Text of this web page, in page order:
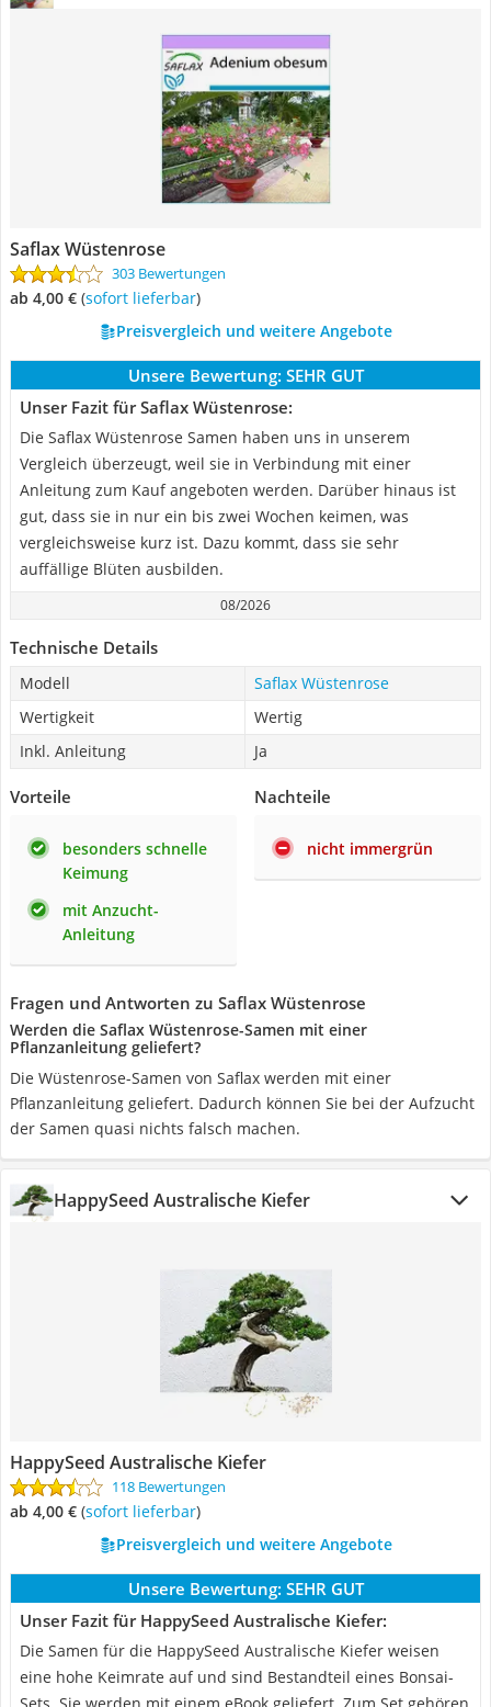
Saflax Wüstenrose
303 Bewertungen
ab 4,00 € ( Sofort lieferbar)
Preisvergleich und weitere Angebote
Unsere Bewertung: SEHR GUT
Unser Fazit für Saflax Wüstenrose:
Die Saflax Wüstenrose Samen haben uns in unserem
Vergleich überzeugt, weil sie in Verbindung mit einer
Anleitung zum Kauf angeboten werden. Darüber hinaus ist
gut, dass sie in nur ein bis zwei Wochen keimen, was
vergleichsweise kurz ist. Dazu kommt, dass sie sehr
auffällige Blüten ausbilden.
08/2026
Technische Details
Modell
Saflax Wüstenrose
Wertigkeit
Wertig
Inkl. Anleitung
Ja
Vorteile
besonders schnelle
Keimung
mit Anzucht-
Anleitung
Nachteile
nicht immergrün
Fragen und Antworten zu Saflax Wüstenrose
Werden die Saflax Wüstenrose-Samen mit einer
Pflanzanleitung geliefert?
Die Wüstenrose-Samen von Saflax werden mit einer
Pflanzanleitung geliefert. Dadurch können Sie bei der Aufzucht
der Samen quasi nichts falsch machen.
HappySeed Australische Kiefer
HappySeed Australische Kiefer
118 Bewertungen
ab 4,00 € ( Sofort lieferbar)
Preisvergleich und weitere Angebote
Unsere Bewertung: SEHR GUT
Unser Fazit für HappySeed Australische Kiefer:
Die Samen für die HappySeed Australische Kiefer weisen
eine hohe Keimrate auf und sind Bestandteil eines Bonsai-